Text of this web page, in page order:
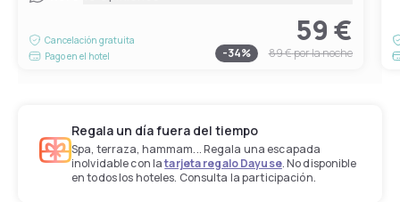
Cancelación gratuita
Pago en el hotel
59 €
-34% 89 €por la noche
Regala un día fuera del tiempo
Spa, terraza, hammam... Regala una escapada
inolvidable con latarjeta regalo Dayuse. No disponible
en todos los hoteles. Consulta la participación.